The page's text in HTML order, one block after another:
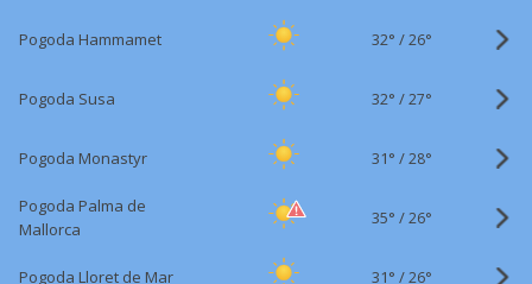
Pogoda Hammamet 32° /26°
Pogoda Susa 32° /27°
Pogoda Monastyr 31° /28°
Pogoda Palma de
Mallorca
35° /26°
Pogoda Lloret de Mar 31° /26°